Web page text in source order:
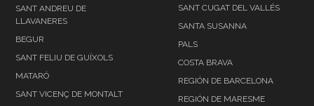
SANT ANDREU DE
LLAVANERES
BEGUR
SANT FELIU DE GUÍXOLS
MATARÓ
SANT VICENÇ DE MONTALT
SANT CUGAT DEL VALLÉS
SANTA SUSANNA
PALS
COSTA BRAVA
REGIÓN DE BARCELONA
REGIÓN DE MARESME